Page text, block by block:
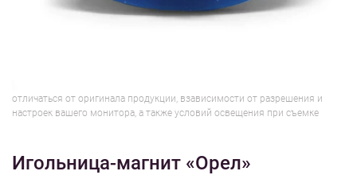
отличаться от оригинала продукции, взависимости от разрешения и
настроек вашего монитора, а также условий освещения при съемке
Игольница-магнит «Орел»